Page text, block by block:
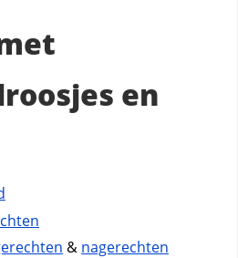
en
& nagerechten